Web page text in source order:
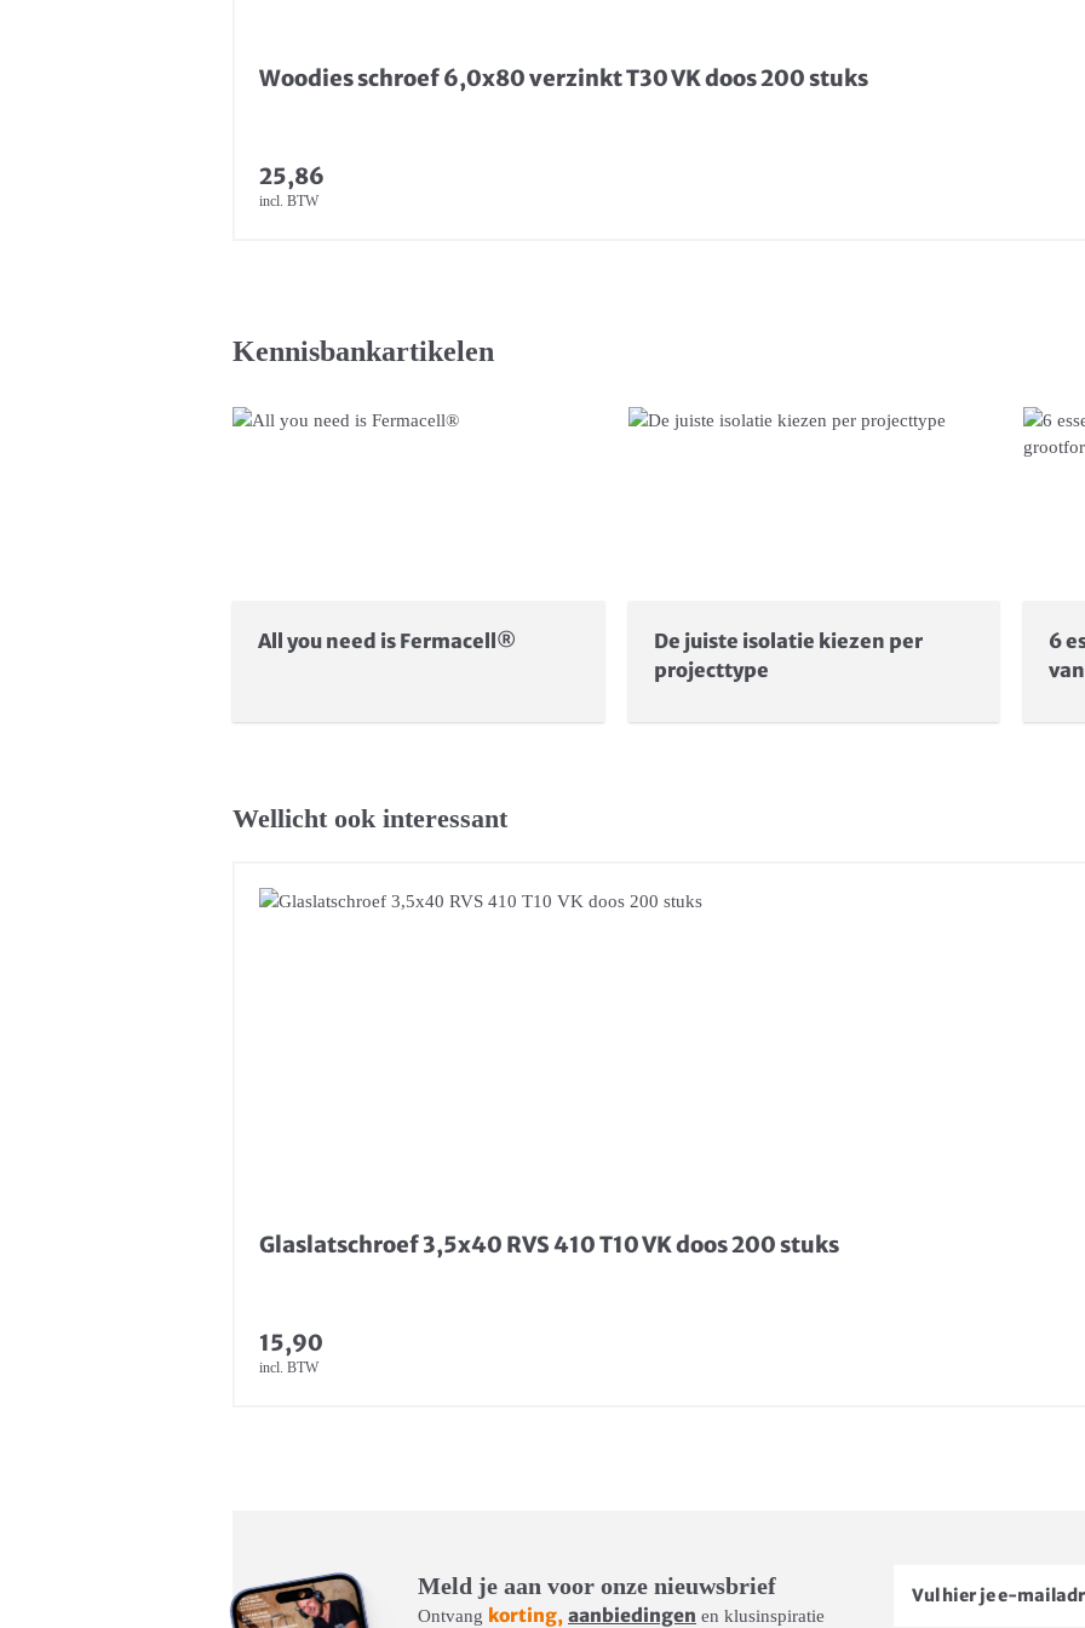
Woodies schroef 6,0x80 verzinkt T30 VK doos 200 stuks
25,86
incl. BTW
Kennisbankartikelen
All you need is Fermacell®
De juiste isolatie kiezen per
projecttype
6
Wellicht ook interessant
Glaslatschroef 3,5x40 RVS 410 T10 VK doos 200 stuks
15,90
incl. BTW
Meld je aan voor onze nieuwsbrief
Ontvang korting, aanbiedingen en klusinspiratie